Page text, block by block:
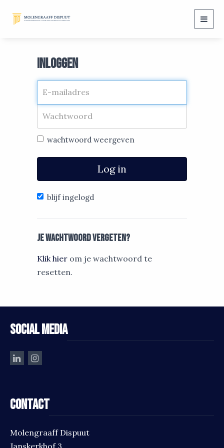
Inloggen
wachtwoord weergeven
Log in
blijf ingelogd
Je wachtwoord vergeten?
Klik hier om je wachtwoord te
resetten.
Social media
Contact
Molengraaff Dispuut
Janskerkhof 3